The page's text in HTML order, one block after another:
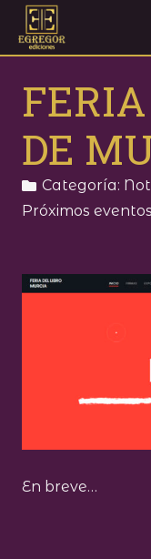
DE
Categoría:
Próximos eventos
En breve…